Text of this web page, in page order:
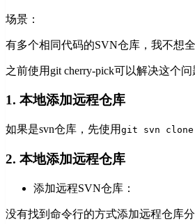
场景：
有多个相同代码的SVN仓库，我不想
之前使用git cherry-pick可以解决这个
1. 本地添加远程仓库
如果是svn仓库，先使用 git svn clone
2. 本地添加远程仓库
添加远程SVN仓库：
没有找到命令行的方式添加远程仓库